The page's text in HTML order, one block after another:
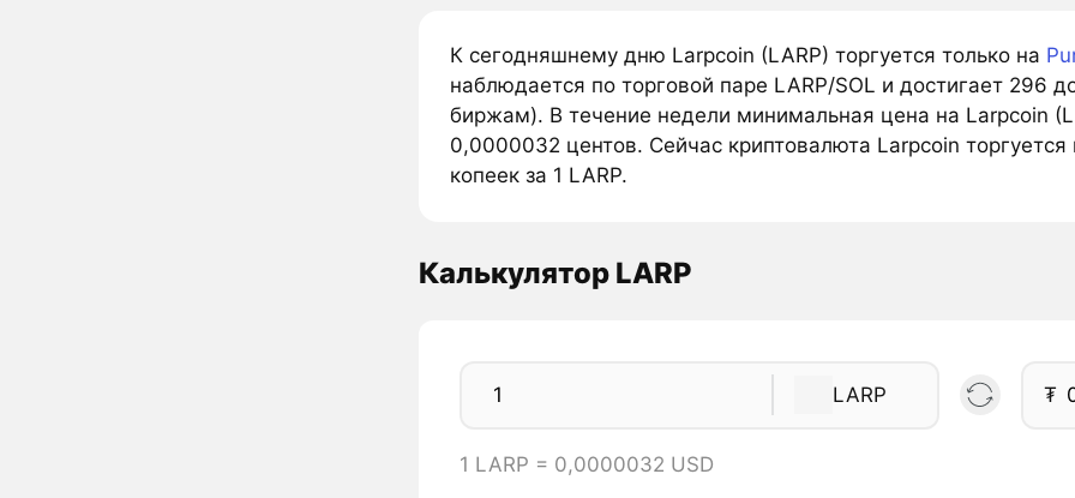
К сегодняшнему дню Larpcoin (LARP) торгуется только на
наблюдается по торговой паре LARP/SOL и достигает 296
биржам). В течение недели минимальная цена на Larpcoin
0,0000032 центов. Сейчас криптовалюта Larpcoin
копеек за 1 LARP.
Калькулятор LARP
LARP ₮
1 LARP = 0,0000032 USD